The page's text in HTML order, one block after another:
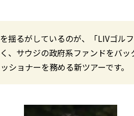
揺るがしているのが、「LIVゴル
、サウジの政府系ファンドをバ
ショナーを務める新ツアーです。